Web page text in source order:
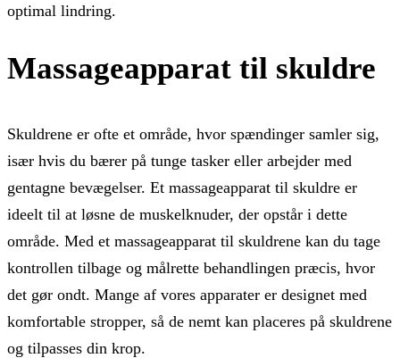
optimal lindring.
Massageapparat til skuldre
Skuldrene er ofte et område, hvor spændinger samler sig,
især hvis du bærer på tunge tasker eller arbejder med
gentagne bevægelser. Et massageapparat til skuldre er
ideelt til at løsne de muskelknuder, der opstår i dette
område. Med et massageapparat til skuldrene kan du tage
kontrollen tilbage og målrette behandlingen præcis, hvor
det gør ondt. Mange af vores apparater er designet med
komfortable stropper, så de nemt kan placeres på skuldrene
og tilpasses din krop.